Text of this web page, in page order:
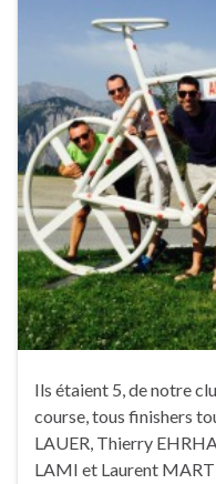
Ils étaient 5, de notre
course, tous finishers
LAUER, Thierry
LAMI et Laurent